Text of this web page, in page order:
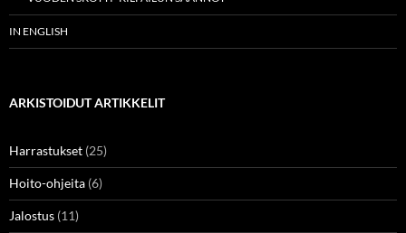
IN ENGLISH
ARKISTOIDUT ARTIKKELIT
Harrastukset (25)
Hoito-ohjeita (6)
Jalostus (11)